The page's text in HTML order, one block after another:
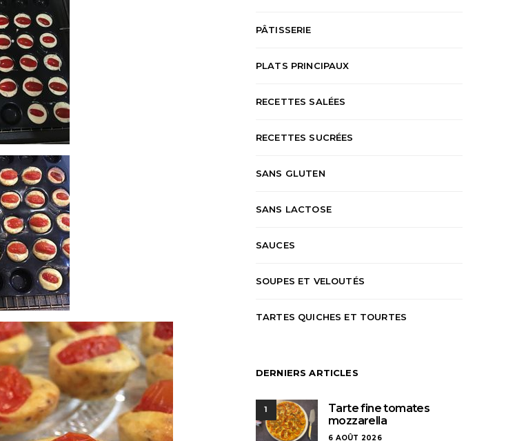
PÂTISSERIE
PLATS PRINCIPAUX
RECETTES SALÉES
RECETTES SUCRÉES
SANS GLUTEN
SANS LACTOSE
SAUCES
SOUPES ET VELOUTÉS
TARTES QUICHES ET TOURTES
DERNIERS ARTICLES
1
Tarte fine tomates
mozzarella
6 AOÛT 2026